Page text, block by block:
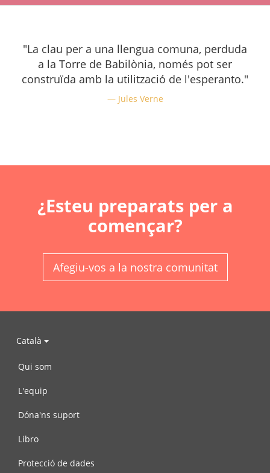
"La clau per a una llengua comuna, perduda
a la Torre de Babilònia, només pot ser
construïda amb la utilització de l'esperanto."
Jules Verne
¿Esteu preparats per a
començar?
Afegiu-vos a la nostra comunitat
Català
Qui som
L'equip
Dóna'ns suport
Libro
Protecció de dades